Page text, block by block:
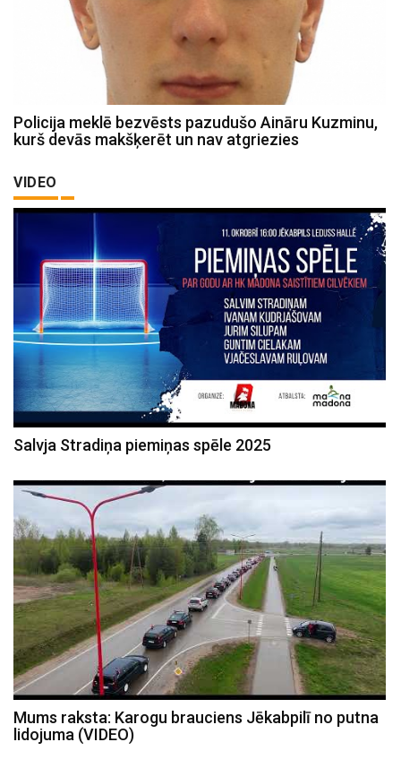
Policija meklē bezvēsts pazudušo Aināru Kuzminu,
kurš devās makšķerēt un nav atgriezies
VIDEO
Salvja Stradiņa piemiņas spēle 2025
Mums raksta: Karogu brauciens Jēkabpilī no putna
lidojuma (VIDEO)